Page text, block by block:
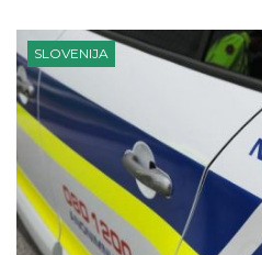
SLOVENIJA